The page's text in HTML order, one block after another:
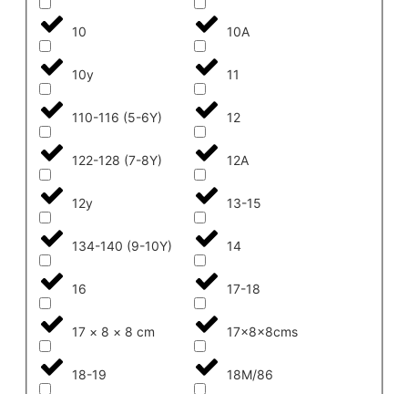
10 10A
10y 11
110-116 (5-6Y) 12
122-128 (7-8Y) 12A
12y 13-15
134-140 (9-10Y) 14
16 17-18
17 × 8 × 8 cm 17x8x8cms
18-19 18M/86